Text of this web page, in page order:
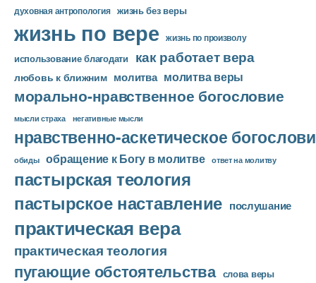
духовная антропология жизнь без веры
жизнь по вере жизнь по произволу
использование благодати как работает вера
любовь к ближним молитва молитва веры
морально-нравственное богословие
мысли страха негативные мысли
нравственно-аскетическое
обиды обращение к Богу в молитве ответ на молитву
пастырская теология
пастырское наставление послушание
практическая вера
практическая теология
пугающие обстоятельства слова веры